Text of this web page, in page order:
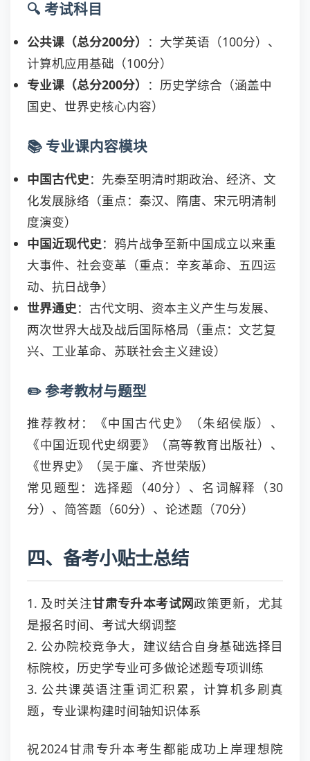
🔍 考试科目
公共课（总分200分）
：大学英语（100分）、
计算机应用基础（100分）
专业课（总分200分）
：历史学综合（涵盖中
国史、世界史核心内容）
📚 专业课内容模块
中国古代史：先秦至明清时期政治、经济、文
化发展脉络（重点：秦汉、隋唐、宋元明清制
度演变）
中国近现代史：鸦片战争至新中国成立以来重
大事件、社会变革（重点：辛亥革命、五四运
动、抗日战争）
世界通史：古代文明、资本主义产生与发展、
两次世界大战及战后国际格局（重点：文艺复
兴、工业革命、苏联社会主义建设）
✏️ 参考教材与题型
推荐教材：《中国古代史》（朱绍侯版）、
《中国近现代史纲要》（高等教育出版社）、
《世界史》（吴于廑、齐世荣版）
常见题型：选择题（40分）、名词解释（30
分）、简答题（60分）、论述题（70分）
四、备考小贴士总结
1. 及时关注甘肃专升本考试网政策更新，尤其
是报名时间、考试大纲调整
2. 公办院校竞争大，建议结合自身基础选择目
标院校，历史学专业可多做论述题专项训练
3. 公共课英语注重词汇积累，计算机多刷真
题，专业课构建时间轴知识体系
祝2024甘肃专升本考生都能成功上岸理想院